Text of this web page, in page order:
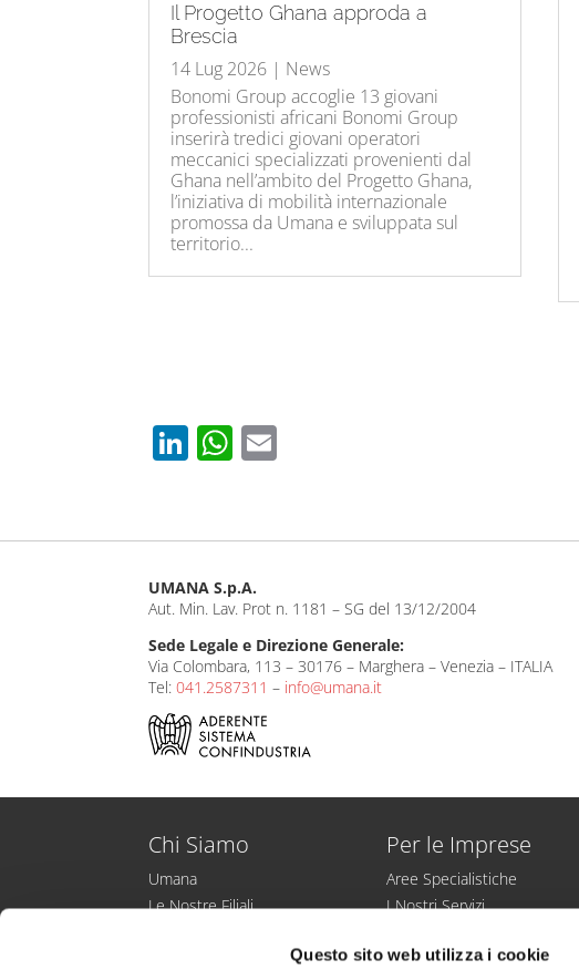
Questo sito web utilizza i cookie
Il Progetto Ghana approda a
Brescia
14 Lug 2026 | News
Bonomi Group accoglie 13 giovani
professionisti africani Bonomi Group
inserirà tredici giovani operatori
meccanici specializzati provenienti dal
Ghana nell’ambito del Progetto Ghana,
l’iniziativa di mobilità internazionale
promossa da Umana e sviluppata sul
territorio...
Li
e
dI
n
W
s
A
p
p
UMANA S.p.A.
Aut. Min. Lav. Prot n. 1181 – SG del 13/12/2004
Sede Legale e Direzione Generale:
Via Colombara, 113 – 30176 – Marghera – Venezia – ITALIA
Tel:041.2587311 – info@umana.it
Chi Siamo
Umana
Le Nostre Filiali
Responsabilità Sociale
Per le Imprese
Aree Specialistiche
I Nostri Servizi
Ricerche di Personale